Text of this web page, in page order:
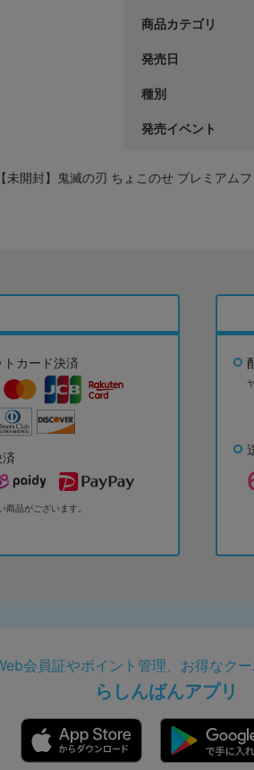
商品カテゴリ
発売日
種別
発売イベント
未開封】鬼滅の刃 ちょこのせ プレミアム
トカード決済
品がございます。
会員証やポイント管理、お得なク
らしんばんアプリ